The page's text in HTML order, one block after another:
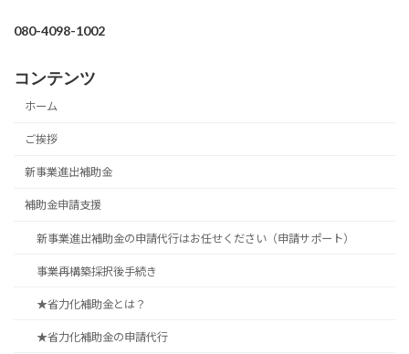
080-4098-1002
コンテンツ
ホーム
ご挨拶
新事業進出補助金
補助金申請支援
新事業進出補助金の申請代行はお任せください（申請サポート）
事業再構築採択後手続き
★省力化補助金とは？
★省力化補助金の申請代行